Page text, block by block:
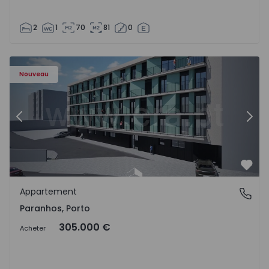
2 1 70 81 0
Nouveau
Appartement T1 Porto, Paranhos - 1575706 - 8
Précédent
Paranhos, Porto
Appartement
Paranhos, Porto
Acheter 305.000 €